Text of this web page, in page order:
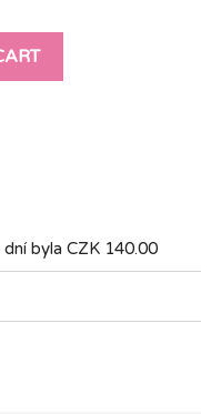
byla CZK 140.00